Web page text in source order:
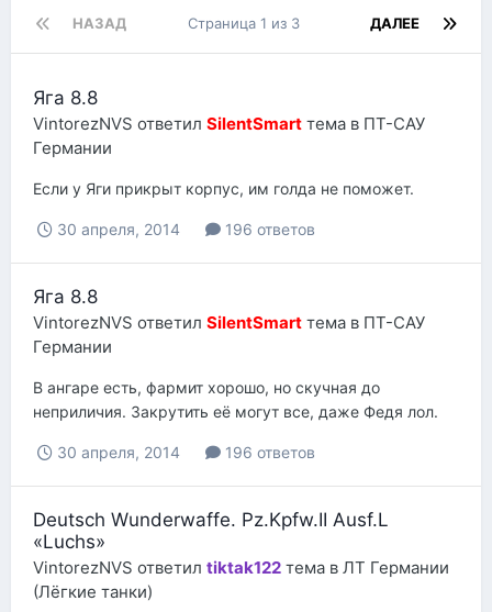
НАЗАД ДАЛЕЕ
Страница 1 из 3
Яга 8.8
VintorezNVS ответил SilentSmart тема в ПТ-САУ
Германии
Если у Яги прикрыт корпус, им голда не поможет.
30 апреля, 2014 196 ответов
Яга 8.8
VintorezNVS ответил SilentSmart тема в ПТ-САУ
Германии
В ангаре есть, фармит хорошо, но скучная до
неприличия. Закрутить её могут все, даже Федя лол.
30 апреля, 2014 196 ответов
Deutsch Wunderwaffe. Pz.Kpfw.II Ausf.L
«Luchs»
VintorezNVS ответил tiktak122 тема в ЛТ Германии
(Лёгкие танки)